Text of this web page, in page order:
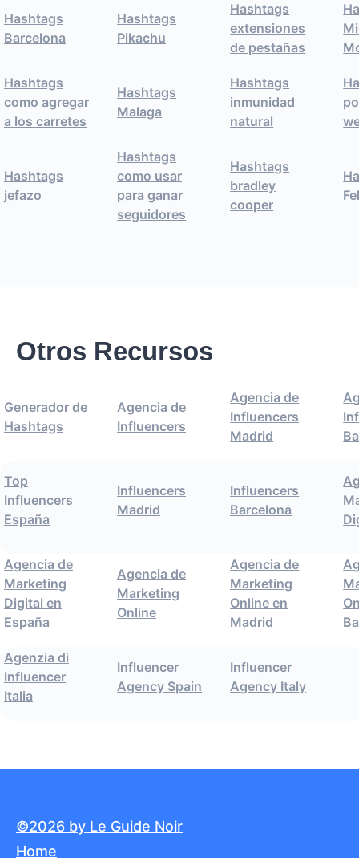
Hashtags
Barcelona
Hashtags
Pikachu
Hashtags
extensiones
de pestañas
Hashtags
como agregar
a los carretes
Hashtags
Malaga
Hashtags
inmunidad
natural
Hashtags
jefazo
Hashtags
como usar
para ganar
seguidores
Hashtags
bradley
cooper
Otros Recursos
Generador de
Hashtags
Agencia de
Influencers
Agencia de
Influencers
Madrid
Top
Influencers
España
Influencers
Madrid
Influencers
Barcelona
Agencia de
Marketing
Digital en
España
Agencia de
Marketing
Online
Agencia de
Marketing
Online en
Madrid
Agenzia di
Influencer
Italia
Influencer
Agency Spain
Influencer
Agency Italy
©2026 by Le Guide Noir
Home